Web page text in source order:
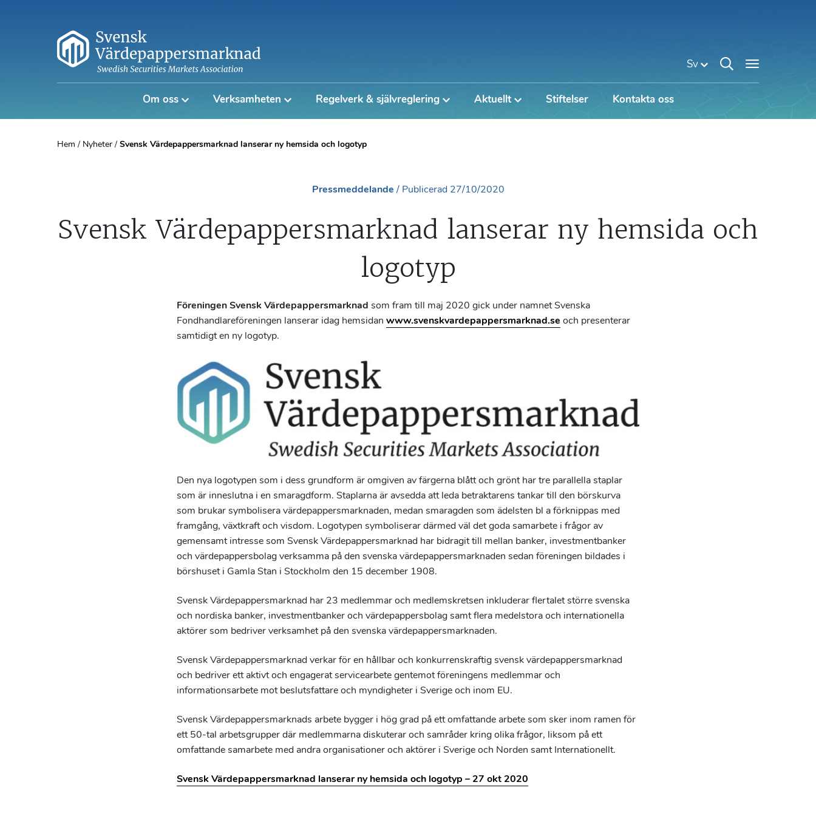
Sv
Om oss Verksamheten Regelverk & självreglering Aktuellt Stiftelser Kontakta oss
Hem / Nyheter / Svensk Värdepappersmarknad lanserar ny hemsida och logotyp
Pressmeddelande / Publicerad 27/10/2020
Svensk Värdepappersmarknad lanserar ny hemsida och
logotyp
Föreningen Svensk Värdepappersmarknad som fram till maj 2020 gick under namnet Svenska
Fondhandlareföreningen lanserar idag hemsidan www.svenskvardepappersmarknad.se och presenterar
samtidigt en ny logotyp.
Den nya logotypen som i dess grundform är omgiven av färgerna blått och grönt har tre parallella staplar
som är inneslutna i en smaragdform. Staplarna är avsedda att leda betraktarens tankar till den börskurva
som brukar symbolisera värdepappersmarknaden, medan smaragden som ädelsten bl a förknippas med
framgång, växtkraft och visdom. Logotypen symboliserar därmed väl det goda samarbete i frågor av
gemensamt intresse som Svensk Värdepappersmarknad har bidragit till mellan banker, investmentbanker
och värdepappersbolag verksamma på den svenska värdepappersmarknaden sedan föreningen bildades i
börshuset i Gamla Stan i Stockholm den 15 december 1908.
Svensk Värdepappersmarknad har 23 medlemmar och medlemskretsen inkluderar flertalet större svenska
och nordiska banker, investmentbanker och värdepappersbolag samt flera medelstora och internationella
aktörer som bedriver verksamhet på den svenska värdepappersmarknaden.
Svensk Värdepappersmarknad verkar för en hållbar och konkurrenskraftig svensk värdepappersmarknad
och bedriver ett aktivt och engagerat servicearbete gentemot föreningens medlemmar och
informationsarbete mot beslutsfattare och myndigheter i Sverige och inom EU.
Svensk Värdepappersmarknads arbete bygger i hög grad på ett omfattande arbete som sker inom ramen för
ett 50-tal arbetsgrupper där medlemmarna diskuterar och samråder kring olika frågor, liksom på ett
omfattande samarbete med andra organisationer och aktörer i Sverige och Norden samt Internationellt.
Svensk Värdepappersmarknad lanserar ny hemsida och logotyp – 27 okt 2020